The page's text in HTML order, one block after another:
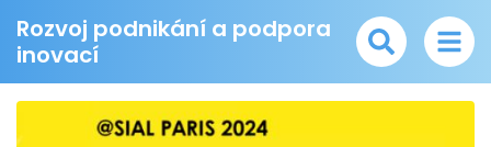
Rozvoj podnikání a podpora
inovací